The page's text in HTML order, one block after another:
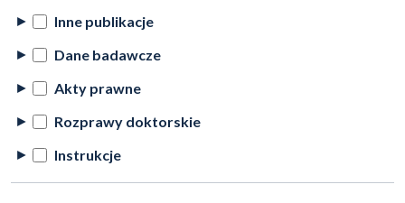
Inne publikacje
Dane badawcze
Akty prawne
Rozprawy doktorskie
Instrukcje